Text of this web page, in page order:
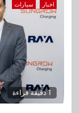
اخبار سيارات
1 دقيقة قراءة